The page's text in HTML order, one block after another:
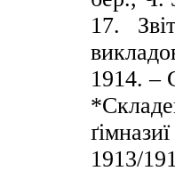
17.
1914. –
1913/